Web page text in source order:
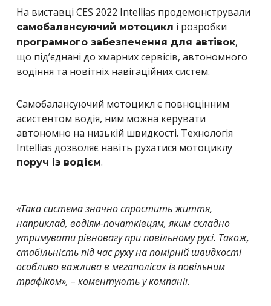
На виставці CES 2022 Intellias продемонстрували
самобалансуючий мотоцикл і розробки
програмного забезпечення для автівок,
що під’єднані до хмарних сервісів, автономного
водіння та новітніх навігаційних систем.
Самобалансуючий мотоцикл є повноцінним
асистентом водія, ним можна керувати
автономно на низькій швидкості. Технологія
Intellias дозволяє навіть рухатися мотоциклу
поруч із водієм.
«Така система значно спростить життя,
наприклад, водіям-початківцям, яким складно
утримувати рівновагу при повільному русі. Також,
стабільність під час руху на помірній швидкості
особливо важлива в мегаполісах із повільним
трафіком», – коментують у компанії.